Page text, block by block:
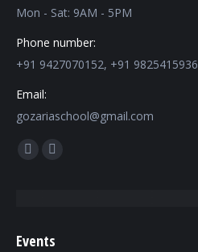
Mon - Sat: 9AM - 5PM
Phone number:
+91 9427070152, +91 9825415936
Email:
gozariaschool@gmail.com
Find us on:
Facebook
new
Mail
new
Events